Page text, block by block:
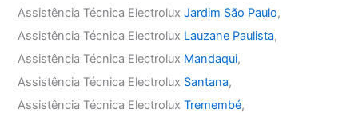
Assistência Técnica ElectroluxJardim São Paulo,
Assistência Técnica Electrolux Lauzane Paulista,
Assistência Técnica Electrolux Mandaqui,
Assistência Técnica Electrolux Santana,
Assistência Técnica ElectroluxTremembé,